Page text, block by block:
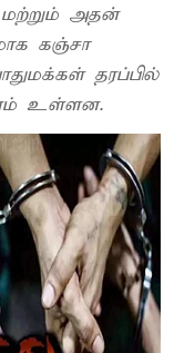
மற்றும் அதன்
கஞ்சா
தரப்பில்
உள்ளன.